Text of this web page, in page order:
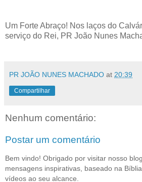
Um Forte Abraço! Nos laços do
serviço do Rei, PR João Nunes
PR JOÃO NUNES MACHADO at 20:39
Compartilhar
Nenhum comentário:
Postar um comentário
Bem vindo! Obrigado por visitar nosso
mensagens inspirativas, baseado na
vídeos ao seu alcance.